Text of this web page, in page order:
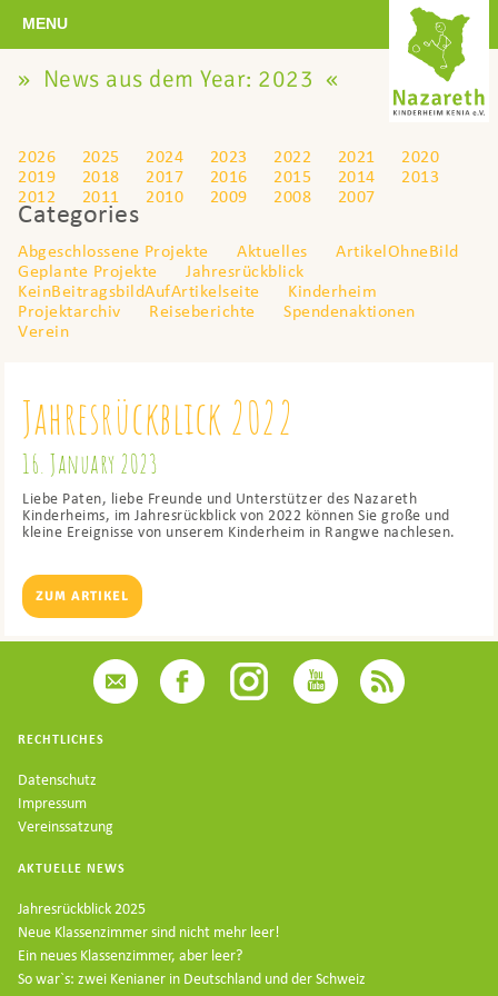
MENU
» News aus dem Year: 2023 «
2026 2025 2024 2023 2022 2021
2020
2019
2018 2017 2016 2015 2014
2013
2012
2011 2010 2009 2008 2007
Categories
Abgeschlossene Projekte Aktuelles
ArtikelOhneBild
Geplante Projekte
Jahresrückblick
KeinBeitragsbildAufArtikelseite
Kinderheim
Projektarchiv
Reiseberichte
Spendenaktionen
Verein
Jahresrückblick 2022
16. January 2023
Liebe Paten, liebe Freunde und Unterstützer des Nazareth
Kinderheims, im Jahresrückblick von 2022 können Sie große und
kleine Ereignisse von unserem Kinderheim in Rangwe nachlesen.
ZUM ARTIKEL
RECHTLICHES
Datenschutz
Impressum
Vereinssatzung
AKTUELLE NEWS
Jahresrückblick 2025
Neue Klassenzimmer sind nicht mehr leer!
Ein neues Klassenzimmer, aber leer?
So war`s: zwei Kenianer in Deutschland und der Schweiz